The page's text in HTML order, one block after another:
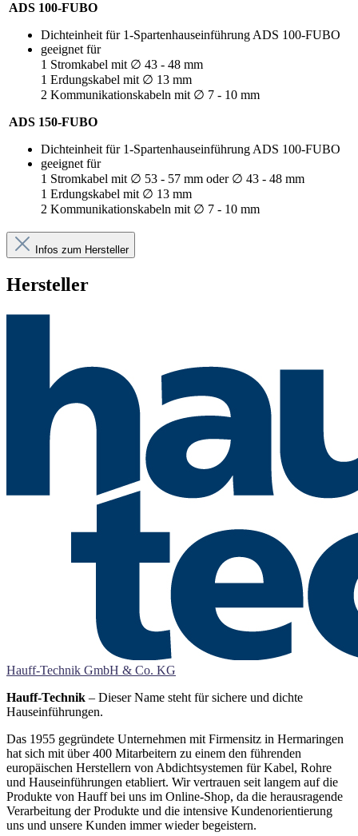
ADS 100-FUBO
Dichteinheit für 1-Spartenhauseinführung ADS 100-FUBO
geeignet für
1 Stromkabel mit ∅ 43 - 48 mm
1 Erdungskabel mit ∅ 13 mm
2 Kommunikationskabeln mit ∅ 7 - 10 mm
ADS 150-FUBO
Dichteinheit für 1-Spartenhauseinführung ADS 100-FUBO
geeignet für
1 Stromkabel mit ∅ 53 - 57 mm oder ∅ 43 - 48 mm
1 Erdungskabel mit ∅ 13 mm
2 Kommunikationskabeln mit ∅ 7 - 10 mm
Infos zum Hersteller
Hersteller
Hauff-Technik GmbH & Co. KG
Hauff-Technik – Dieser Name steht für sichere und dichte
Hauseinführungen.
Das 1955 gegründete Unternehmen mit Firmensitz in Hermaringen
hat sich mit über 400 Mitarbeitern zu einem den führenden
europäischen Herstellern von Abdichtsystemen für Kabel, Rohre
und Hauseinführungen etabliert. Wir vertrauen seit langem auf die
Produkte von Hauff bei uns im Online-Shop, da die herausragende
Verarbeitung der Produkte und die intensive Kundenorientierung
uns und unsere Kunden immer wieder begeistern.